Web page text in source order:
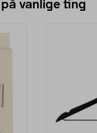
vanlige ting